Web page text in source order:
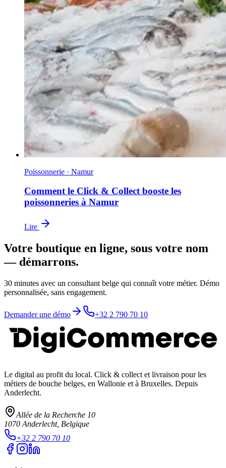
Poissonnerie · Namur
Comment le Click & Collect booste les
poissonneries à Namur
Lire
Votre boutique en ligne, sous votre nom
— démarrons.
30 minutes avec un consultant belge qui connaît votre métier. Démo
personnalisée, sans engagement.
Demander une démo +32 2 790 70 10
Le digital au profit du local. Click & collect et livraison pour les
métiers de bouche belges, en Wallonie et à Bruxelles. Depuis
Anderlecht.
Allée de la Recherche 10
1070 Anderlecht, Belgique
+32 2 790 70 10